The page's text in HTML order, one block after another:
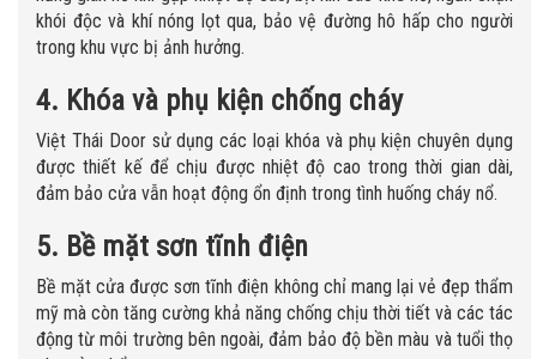
khói độc và khí nóng lọt qua, bảo vệ đường hô hấp cho người
trong khu vực bị ảnh hưởng.
4. Khóa và phụ kiện chống cháy
Việt Thái Door sử dụng các loại khóa và phụ kiện chuyên dụng
được thiết kế để chịu được nhiệt độ cao trong thời gian dài,
đảm bảo cửa vẫn hoạt động ổn định trong tình huống cháy nổ.
5. Bề mặt sơn tĩnh điện
Bề mặt cửa được sơn tĩnh điện không chỉ mang lại vẻ đẹp thẩm
mỹ mà còn tăng cường khả năng chống chịu thời tiết và các tác
động từ môi trường bên ngoài, đảm bảo độ bền màu và tuổi thọ